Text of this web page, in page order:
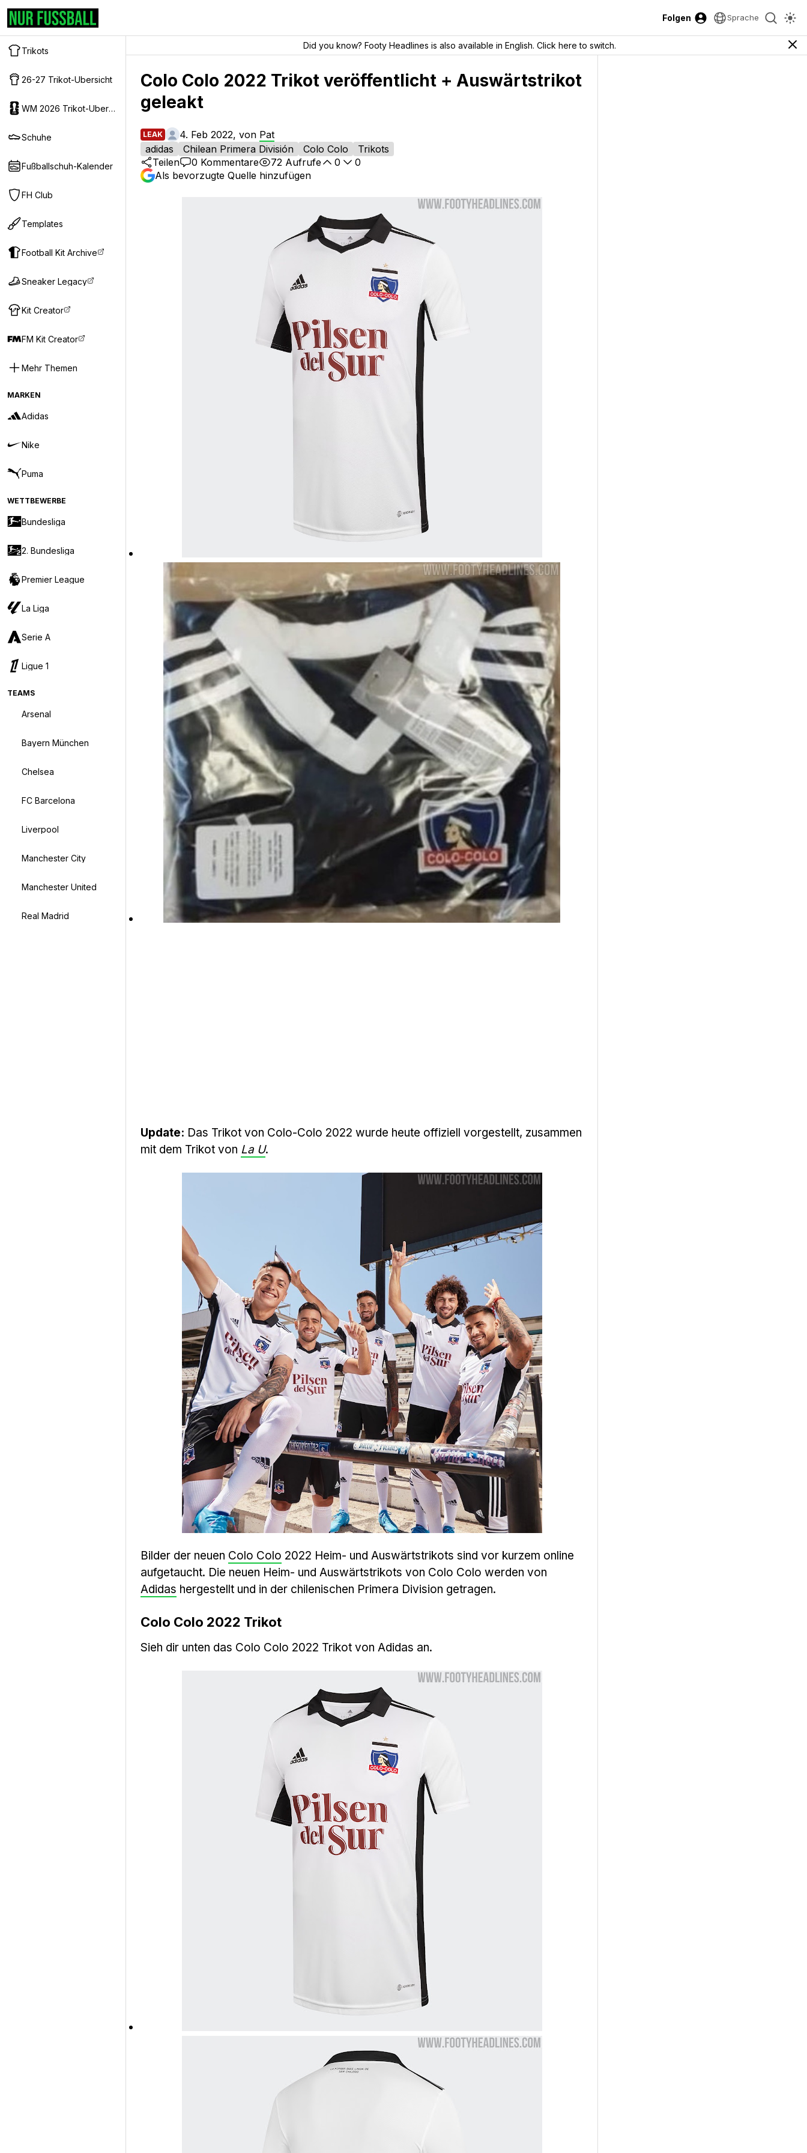
Folgen Sprache
Trikots
26-27 Trikot-Ubersicht
WM 2026 Trikot-Ubersicht
Schuhe
Fußballschuh-Kalender
FH Club
Templates
Football Kit Archive
Sneaker Legacy
Kit Creator
FM Kit Creator
Mehr Themen
MARKEN
Adidas
Nike
Puma
WETTBEWERBE
Bundesliga
2. Bundesliga
Premier League
La Liga
Serie A
Ligue 1
TEAMS
Arsenal
Bayern München
Chelsea
FC Barcelona
Liverpool
Manchester City
Manchester United
Real Madrid
Did you know? Footy Headlines is also available in English. Click here to switch.
Colo Colo 2022 Trikot veröffentlicht + Auswärtstrikot
geleakt
LEAK 4. Feb 2022, von Pat
adidas
Chilean Primera División Colo Colo
Trikots
Teilen
0 Kommentare 72 Aufrufe 0
0
Als bevorzugte Quelle hinzufügen
Update: Das Trikot von Colo-Colo 2022 wurde heute offiziell vorgestellt, zusammen
mit dem Trikot von La U.
Bilder der neuen Colo Colo 2022 Heim- und Auswärtstrikots sind vor kurzem online
aufgetaucht. Die neuen Heim- und Auswärtstrikots von Colo Colo werden von
Adidas hergestellt und in der chilenischen Primera Division getragen.
Colo Colo 2022 Trikot
Sieh dir unten das Colo Colo 2022 Trikot von Adidas an.